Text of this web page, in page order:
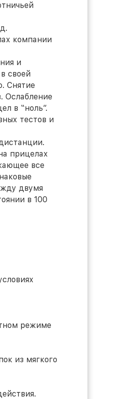
компании
и
своей
Снятие
Ослабление
в “ноль”.
тестов и
прицелах
все
двумя
в 100
режиме
из мягкого